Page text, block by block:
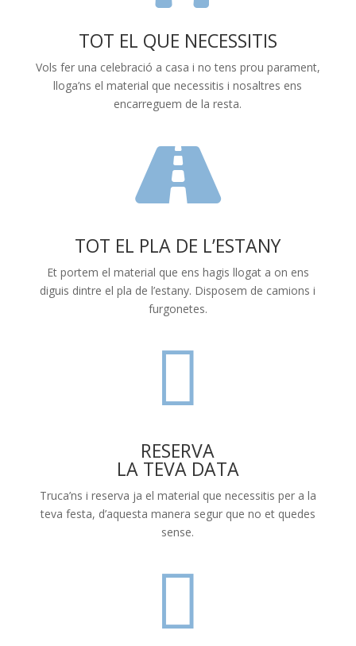
TOT EL QUE NECESSITIS
Vols fer una celebració a casa i no tens prou parament,
lloga’ns el material que necessitis i nosaltres ens
encarreguem de la resta.

TOT EL PLA DE L’ESTANY
Et portem el material que ens hagis llogat a on ens
diguis dintre el pla de l’estany. Disposem de camions i
furgonetes.

RESERVA
LA TEVA DATA
Truca’ns i reserva ja el material que necessitis per a la
teva festa, d’aquesta manera segur que no et quedes
sense.
